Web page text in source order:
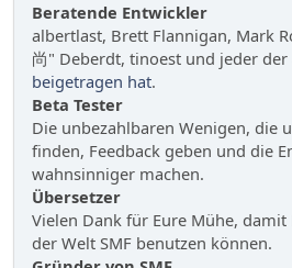
Beratende Entwickler
albertlast, Brett Flannigan, Mark
尚" Deberdt, tinoest und jeder der
beigetragen hat.
Beta Tester
Die unbezahlbaren Wenigen, die
finden, Feedback geben und die
wahnsinniger machen.
Übersetzer
Vielen Dank für Eure Mühe,
der Welt SMF benutzen können.